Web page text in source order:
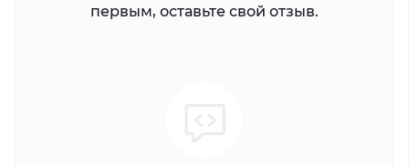
первым, оставьте свой отзыв.